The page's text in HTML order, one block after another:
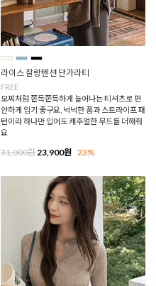
라이스 찰랑텐션 단가라티
FREE
모찌처럼 쫀득쫀득하게 늘어나는 티셔츠로 편
안하게 입기 좋구요, 넉넉한 품과 스트라이프 패
턴이라 하나만 입어도 캐주얼한 무드를 더해줘
요
31,000원23,900원 23%